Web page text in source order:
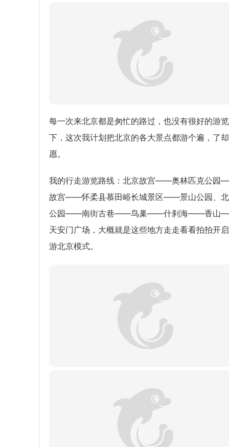
每一次来北京都是匆忙的路过，也没有很好的游
下，这次我计划把北京的各大景点都游个遍，了
愿。
我的行走游览路线：北京故宫——奥林匹克公
故宫——怀柔县慕田峪长城景区——景山公园、
公园——南街古巷——鸟巢——什刹海——香山
天安门广场，大概就是这些地方走走看看拍拍开
游北京模式。